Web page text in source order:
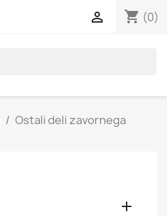
shopping_cart (0)

Ostali deli zavornega
